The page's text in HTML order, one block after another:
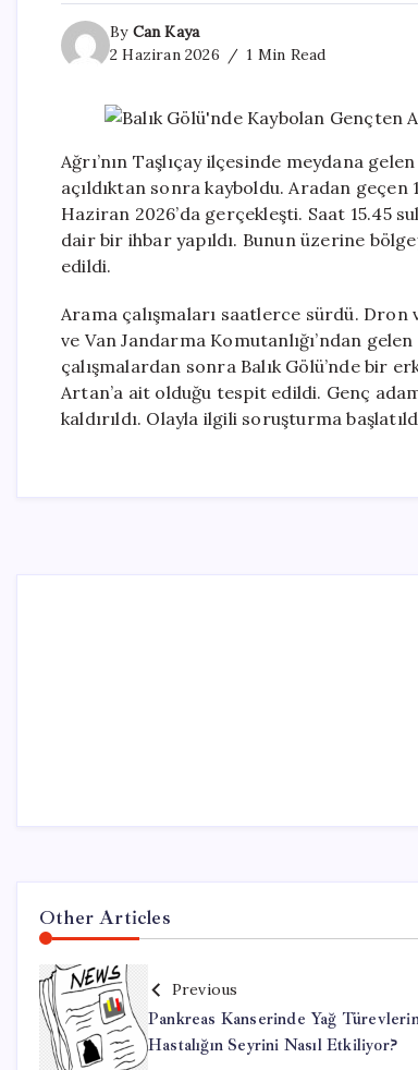
By Can Kaya
2 Haziran 2026
1 Min Read
Ağrı’nın Taşlıçay ilçesinde meydana
açıldıktan sonra kayboldu. Aradan geçen
Haziran 2026’da gerçekleşti. Saat 15.45
dair bir ihbar yapıldı. Bunun üzerine
edildi.
Arama çalışmaları saatlerce sürdü.
ve Van Jandarma Komutanlığı’ndan
çalışmalardan sonra Balık Gölü’nde bir
Artan’a ait olduğu tespit edildi. Genç
kaldırıldı. Olayla ilgili soruşturma
Other Articles
Previous
Pankreas Kanserinde Yağ
Hastalığın Seyrini Nasıl Etkiliyor?